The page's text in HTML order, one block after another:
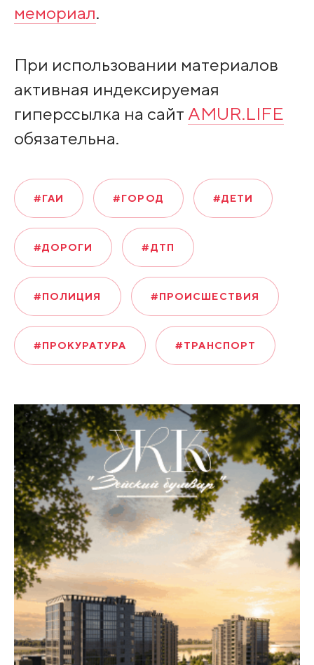
мемориал.
При использовании материалов
активная индексируемая
гиперссылка на сайт AMUR.LIFE
обязательна.
#ГАИ #ГОРОД #ДЕТИ
#ДОРОГИ #ДТП
#ПОЛИЦИЯ #ПРОИСШЕСТВИЯ
#ПРОКУРАТУРА #ТРАНСПОРТ